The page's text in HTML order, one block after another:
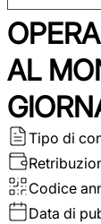
AL
Tipo di
Codice
Data di